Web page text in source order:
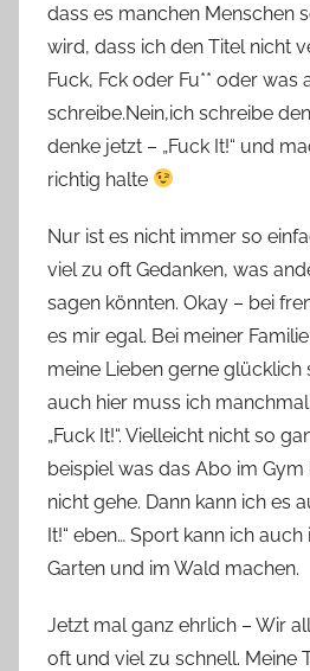
dass es manchen Menschen
wird, dass ich den Titel nicht
Fuck, Fck oder Fu** oder was
schreibe.Nein,ich schreibe
denke jetzt – „Fuck It!“ und
richtig halte
Nur ist es nicht immer so
viel zu oft Gedanken, was
sagen könnten. Okay – bei
es mir egal. Bei meiner
meine Lieben gerne glücklich
auch hier muss ich
„Fuck It!“. Vielleicht nicht so
beispiel was das Abo im Gym
nicht gehe. Dann kann ich es
It!“ eben… Sport kann ich
Garten und im Wald machen.
Jetzt mal ganz ehrlich – Wir
oft und viel zu schnell. Meine